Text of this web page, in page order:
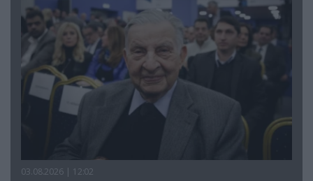
03.08.2026 | 12:02